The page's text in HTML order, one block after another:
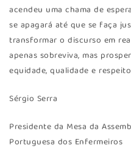
acendeu uma chama de
se apagará até que se faça
transformar o discurso em
apenas sobreviva, mas
equidade, qualidade e
Sérgio Serra
Presidente da Mesa da
Portuguesa dos Enfermeiros